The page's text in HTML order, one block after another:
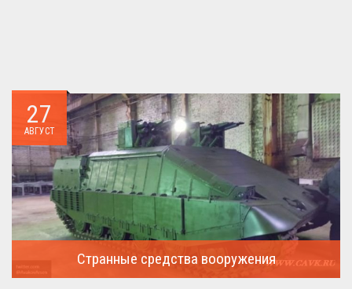
27
АВГУСТ
Странные средства вооружения